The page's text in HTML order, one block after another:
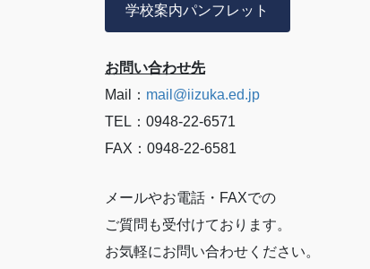
学校案内パンフレット
お問い合わせ先
Mail： mail@iizuka.ed.jp
TEL：0948-22-6571
FAX：0948-22-6581
メールやお電話・FAXでの
ご質問も受付けております。
お気軽にお問い合わせください。